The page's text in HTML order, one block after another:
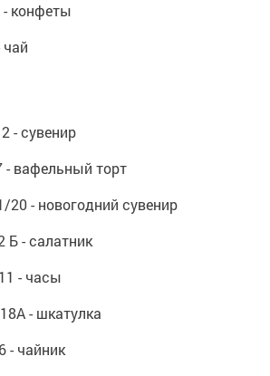
конфеты
- сувенир
вафельный торт
20 - новогодний сувенир
Б - салатник
- часы
- шкатулка
- чайник